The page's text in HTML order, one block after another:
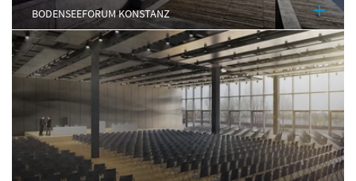
BODENSEEFORUM KONSTANZ